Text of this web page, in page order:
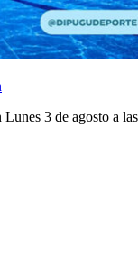
3 de agosto a las